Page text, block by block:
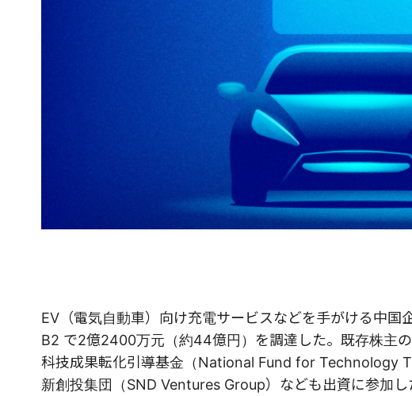
EV（電気自動車）向け充電サービスなどを手がける中
B2 で2億2400万元（約44億円）を調達した。既存株主
科技成果転化引導基金（National Fund for Technology
新創投集団（SND Ventures Group）なども出資に参加し